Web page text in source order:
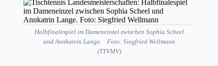
Halbfinalespiel im Dameneinzel zwischen Sophia Scheel
und Annkatrin Lange. Foto: Siegfried Wellmann
(TTVMV)